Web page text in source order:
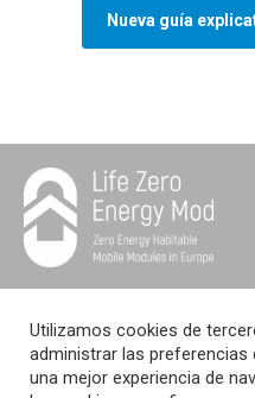
Nueva guía
El contenido de este sitio web refleja
Programa LIFE no es responsable del
contiene.
Utilizamos cookies de
administrar las preferencias
una mejor experiencia de